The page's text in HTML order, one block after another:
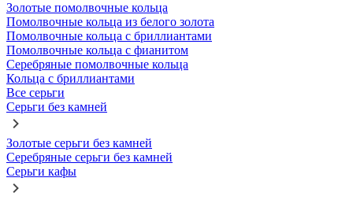
Золотые помолвочные кольца
Помолвочные кольца из белого золота
Помолвочные кольца с бриллиантами
Помолвочные кольца с фианитом
Серебряные помолвочные кольца
Кольца с бриллиантами
Все серьги
Серьги без камней
Золотые серьги без камней
Серебряные серьги без камней
Серьги кафы